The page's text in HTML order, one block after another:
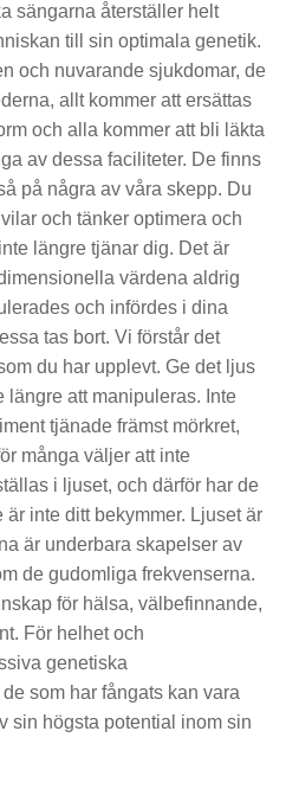
sängarna återställer helt
till sin optimala genetik.
och nuvarande sjukdomar, de
allt kommer att ersättas
och alla kommer att bli läkta
av dessa faciliteter. De finns
på några av våra skepp. Du
och tänker optimera och
längre tjänar dig. Det är
värdena aldrig
och infördes i dina
tas bort. Vi förstår det
du har upplevt. Ge det ljus
längre att manipuleras. Inte
tjänade främst mörkret,
många väljer att inte
i ljuset, och därför har de
inte ditt bekymmer. Ljuset är
är underbara skapelser av
de gudomliga frekvenserna.
för hälsa, välbefinnande,
För helhet och
genetiska
som har fångats kan vara
sin högsta potential inom sin